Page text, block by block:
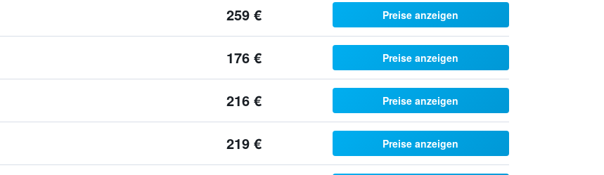
259 € Preise anzeigen
176 € Preise anzeigen
216 € Preise anzeigen
219 € Preise anzeigen